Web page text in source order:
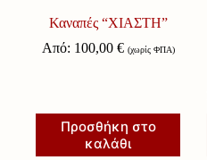
Καναπές “ΧΙΑΣΤΗ”
Από: 100,00 € (χωρίς ΦΠΑ)
Προσθήκη στο
καλάθι